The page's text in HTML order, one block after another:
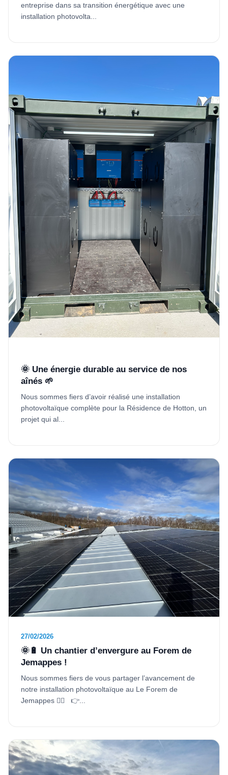
entreprise dans sa transition énergétique avec une
installation photovolta...
🌞 Une énergie durable au service de nos
aînés 🌱
Nous sommes fiers d’avoir réalisé une installation
photovoltaïque complète pour la Résidence de Hotton, un
projet qui al...
27/02/2026
🌞🔋 Un chantier d’envergure au Forem de
Jemappes !
Nous sommes fiers de vous partager l’avancement de
notre installation photovoltaïque au Le Forem de
Jemappes 👷‍♂️ 👉...